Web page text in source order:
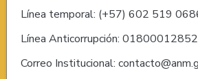
Línea temporal: (+57) 602 519
Línea Anticorrupción:
Correo Institucional: